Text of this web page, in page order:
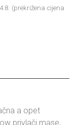
(prekrižena cijena
a opet
privlači mase,